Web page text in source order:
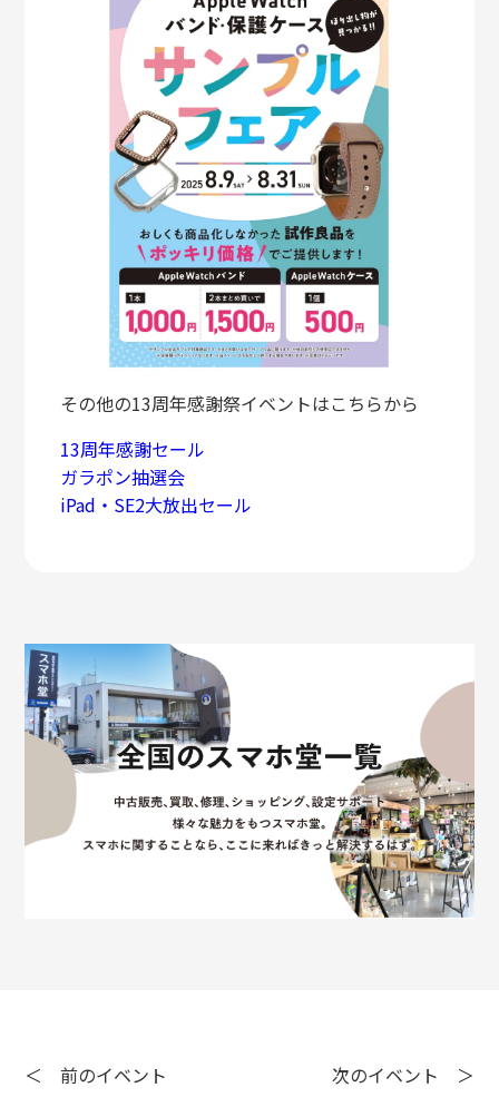
その他の13周年感謝祭イベントはこちらから
13周年感謝セール
ガラポン抽選会
iPad・SE2大放出セール
＜ 前のイベント 次のイベント ＞